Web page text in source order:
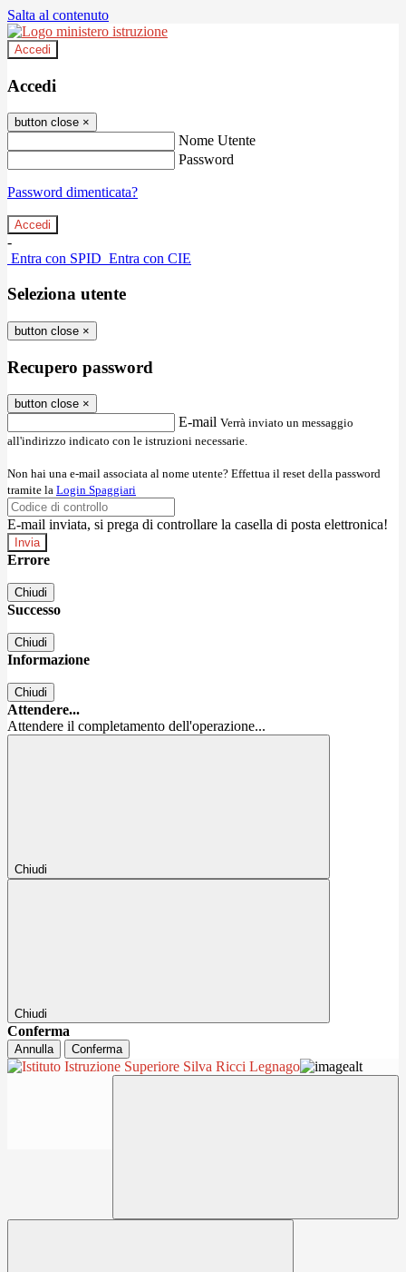
Salta al contenuto
Accedi
Accedi
button close ×
Nome Utente
Password
Password dimenticata?
-
Entra con SPID Entra con CIE
Seleziona utente
button close ×
Recupero password
button close ×
E-mail Verrà inviato un messaggio
all'indirizzo indicato con le istruzioni necessarie.
Non hai una e-mail associata al nome utente? Effettua il reset della password
tramite la Login Spaggiari
E-mail inviata, si prega di controllare la casella di posta elettronica!
Errore
Chiudi
Successo
Chiudi
Informazione
Chiudi
Attendere...
Attendere il completamento dell'operazione...
Chiudi
Chiudi
Conferma
Annulla Conferma